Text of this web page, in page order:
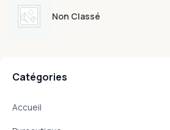
Non Classé
Catégories
Accueil